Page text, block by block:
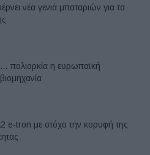
νέα γενιά μπαταριών για τα
πολιορκία η ευρωπαϊκή
e-tron με στόχο την κορυφή της